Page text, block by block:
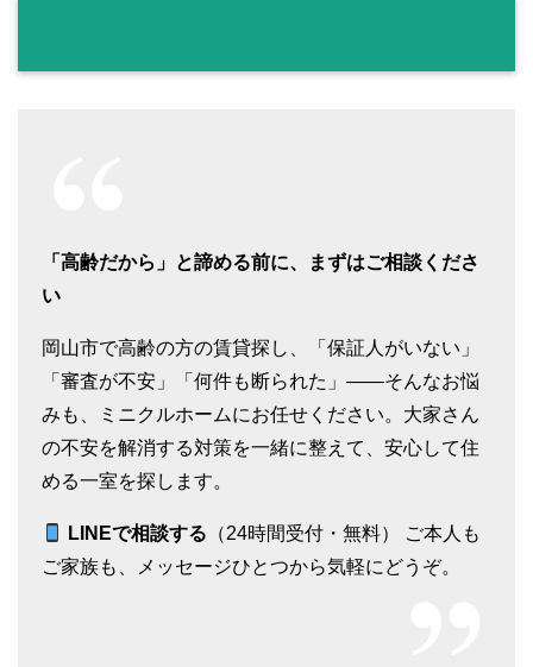
「高齢だから」と諦める前に、まずはご相談くださ
い
岡山市で高齢の方の賃貸探し、「保証人がいない」
「審査が不安」「何件も断られた」――そんなお悩
みも、ミニクルホームにお任せください。大家さん
の不安を解消する対策を一緒に整えて、安心して住
める一室を探します。
LINEで相談する （24時間受付・無料） ご本人も
ご家族も、メッセージひとつから気軽にどうぞ。